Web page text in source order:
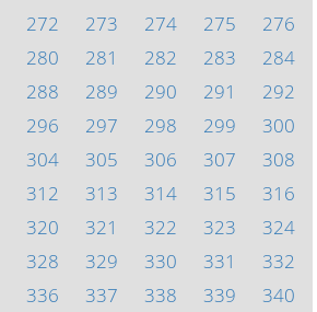
272 273 274 275
276
280 281 282 283
284
288 289 290 291
292
296 297 298 299
300
304 305 306 307
308
312 313 314 315
316
320 321 322 323
324
328 329 330 331
332
336 337 338 339
340